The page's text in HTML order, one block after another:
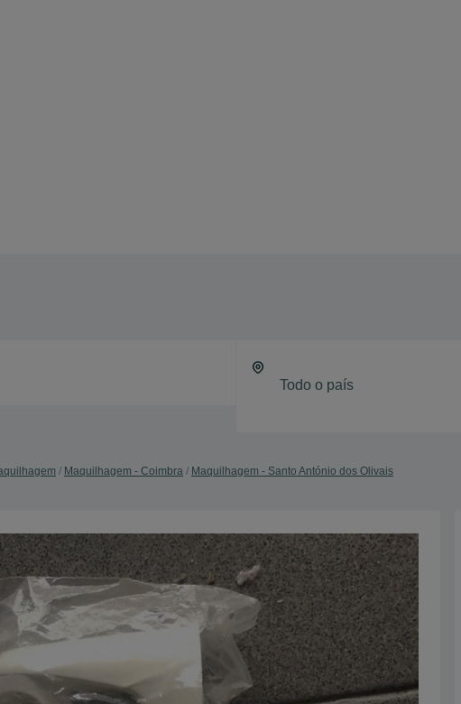
Maquilhagem - Coimbra Maquilhagem - Santo António dos Olivais